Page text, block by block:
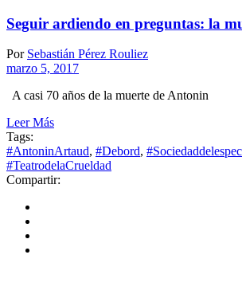
Seguir ardiendo en preguntas: la
Por Sebastián Pérez Rouliez
marzo 5, 2017
A casi 70 años de la muerte de Antonin
Leer Más
Tags:
#AntoninArtaud, #Debord,
#TeatrodelaCrueldad
Compartir: